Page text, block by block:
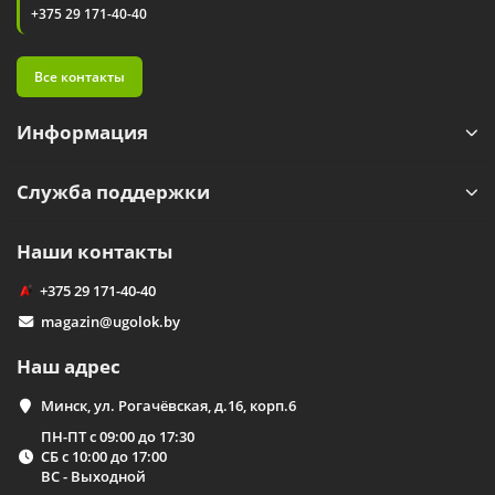
+375 29 171-40-40
Все контакты
Информация
Служба поддержки
Наши контакты
+375 29 171-40-40
magazin@ugolok.by
Наш адрес
Минск, ул. Рогачёвская, д.16, корп.6
ПН-ПТ с 09:00 до 17:30
СБ с 10:00 до 17:00
ВС - Выходной